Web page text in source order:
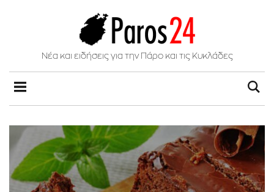
Νέα και ειδήσεις για την Πάρο και τις Κυκλάδες